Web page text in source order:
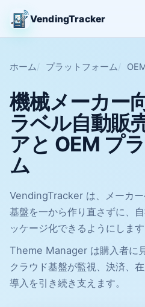
VendingTracker
ホーム プラットフォーム
機械メーカー
ラベル自動販
アと OEM プ
ム
VendingTracker は、メーカ
基盤を一から作り直さずに、
ッケージ化できるようにします
Theme Manager は購入者に
クラウド基盤が監視、決済、
導入を引き続き支えます。